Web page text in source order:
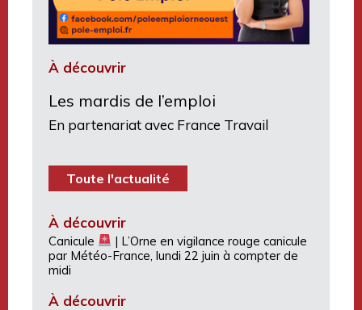
À découvrir
Les mardis de l’emploi
En partenariat avec France Travail
Toute l'actualité
À découvrir
Canicule
| L’Orne en vigilance rouge canicule
par Météo-France, lundi 22 juin à compter de
midi
À découvrir